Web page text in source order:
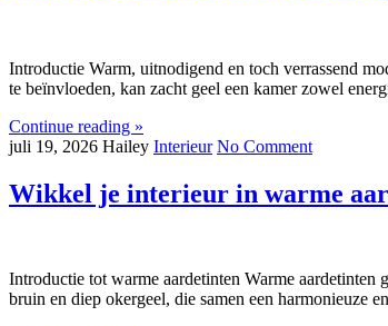
Introductie Warm, uitnodigend en toch verrassend
te beïnvloeden, kan zacht geel een kamer zowel
Continue reading »
juli 19, 2026 Hailey Interieur No Comment
Wikkel je interieur in warme
Introductie tot warme aardetinten Warme aardetinten
bruin en diep okergeel, die samen een harmonieuze